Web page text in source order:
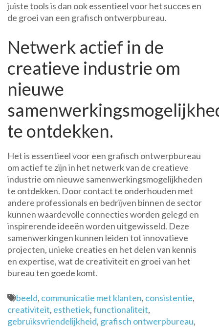
juiste tools is dan ook essentieel voor het succes en
de groei van een grafisch ontwerpbureau.
Netwerk actief in de
creatieve industrie om
nieuwe
te ontdekken.
Het is essentieel voor een grafisch ontwerpbureau
om actief te zijn in het netwerk van de creatieve
industrie om nieuwe samenwerkingsmogelijkheden
te ontdekken. Door contact te onderhouden met
andere professionals en bedrijven binnen de sector
kunnen waardevolle connecties worden gelegd en
inspirerende ideeën worden uitgewisseld. Deze
samenwerkingen kunnen leiden tot innovatieve
projecten, unieke creaties en het delen van kennis
en expertise, wat de creativiteit en groei van het
bureau ten goede komt.
beeld, communicatie met klanten, consistentie,
creativiteit, esthetiek,functionaliteit,
gebruiksvriendelijkheid, grafisch ontwerpbureau,